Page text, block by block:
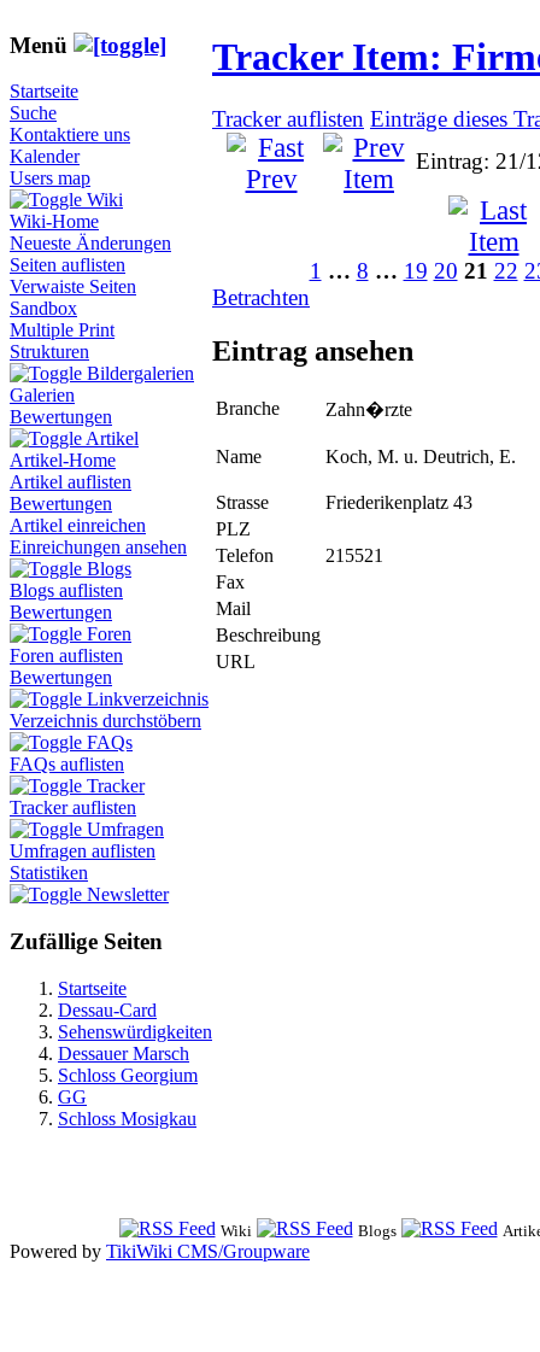
Menü
Startseite
Suche
Kontaktiere uns
Kalender
Users map
Wiki
Wiki-Home
Neueste Änderungen
Seiten auflisten
Verwaiste Seiten
Sandbox
Multiple Print
Strukturen
Bildergalerien
Galerien
Bewertungen
Artikel
Artikel-Home
Artikel auflisten
Bewertungen
Artikel einreichen
Einreichungen ansehen
Blogs
Blogs auflisten
Bewertungen
Foren
Foren auflisten
Bewertungen
Linkverzeichnis
Verzeichnis durchstöbern
FAQs
FAQs auflisten
Tracker
Tracker auflisten
Umfragen
Umfragen auflisten
Statistiken
Newsletter
Zufällige Seiten
Startseite
Dessau-Card
Sehenswürdigkeiten
Dessauer Marsch
Schloss Georgium
GG
Schloss Mosigkau
Tracker Item:
Tracker auflisten Einträge dieses
Eintrag: 21/
1 … 8 … 19 20 21 22
Betrachten
Eintrag ansehen
Branche Zahn�rzte
Name Koch, M. u. Deutrich, E.
Strasse
Friederikenplatz 43
PLZ
Telefon
215521
Fax
Mail
Beschreibung
URL
Wiki Blogs
Powered by TikiWiki CMS/Groupware